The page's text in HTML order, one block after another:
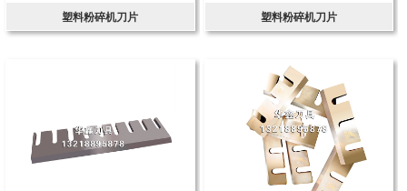
塑料粉碎机刀片 塑料粉碎机刀片